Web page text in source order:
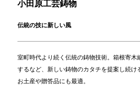
小田原工芸鋳物
伝統の技に新しい風
室町時代より続く伝統の鋳物技術。箱根寄木
するなど、新しい鋳物のカタチを提案し続け
お土産や贈答品にも最適。